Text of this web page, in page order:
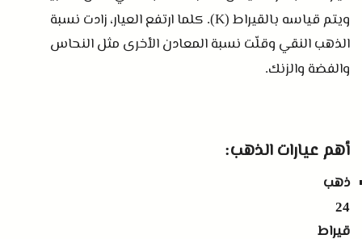
ويتم قياسه بالقيراط (K).
كلما ارتفع العيار، زادت نسبة
الذهب النقي وقلّت نسبة المعادن الأخرى مثل النحاس
والفضة والزنك.
أهم عيارات الذهب:
ذهب
24
قيراط